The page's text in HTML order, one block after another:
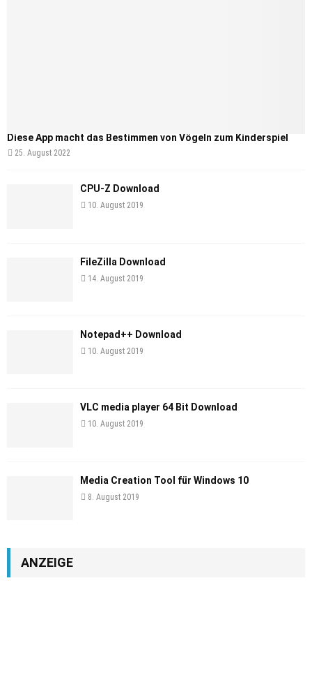
Diese App macht das Bestimmen von Vögeln zum Kinderspiel
25. August 2022
CPU-Z Download
10. August 2019
FileZilla Download
14. August 2019
Notepad++ Download
10. August 2019
VLC media player 64 Bit Download
10. August 2019
Media Creation Tool für Windows 10
8. August 2019
ANZEIGE